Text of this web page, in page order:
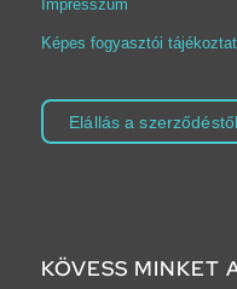
Impresszum
Képes fogyasztói
Elállás a szerződéstől
KÖVESS MINKET